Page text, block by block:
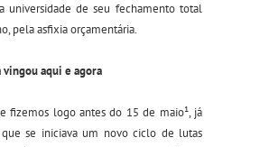
universidade de seu fechamento total
pela asfixia orçamentária.
vingou aqui e agora
fizemos logo antes do 15 de maio¹, já
que se iniciava um novo ciclo de lutas